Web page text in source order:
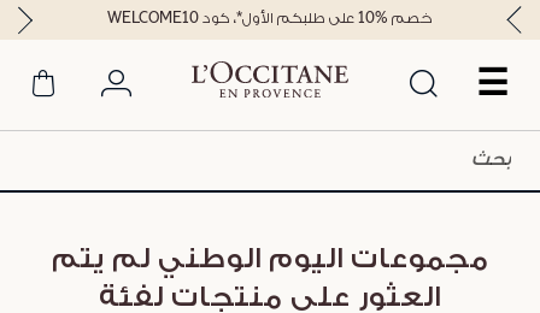
☰
خصم %10 على طلبكم الأول*، كود WELCOME10
مجموعات اليوم الوطني لم يتم
العثور على منتجات لفئة